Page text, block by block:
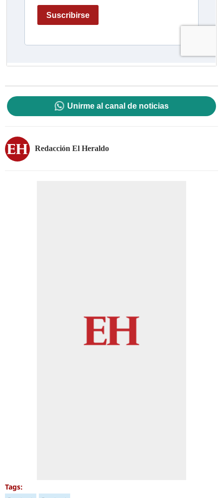
Unirme al canal de noticias
Redacción El Heraldo
Tags: